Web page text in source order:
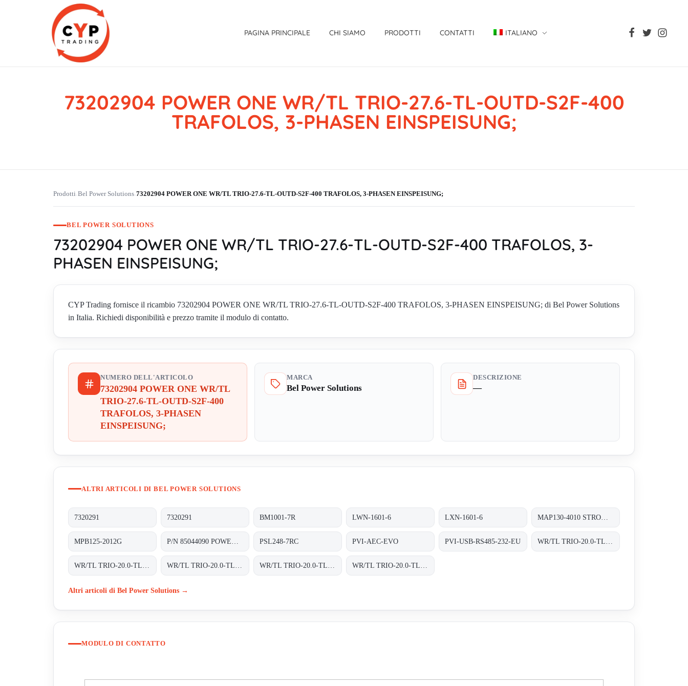
CYP Trading
PAGINA PRINCIPALE CHI SIAMO PRODOTTI CONTATTI ITALIANO
73202904 POWER ONE WR/TL TRIO-27.6-TL-OUTD-S2F-400
TRAFOLOS, 3-PHASEN EINSPEISUNG;
Prodotti›Bel Power Solutions›73202904 POWER ONE WR/TL TRIO-27.6-TL-OUTD-S2F-400 TRAFOLOS, 3-PHASEN EINSPEISUNG;
BEL POWER SOLUTIONS
73202904 POWER ONE WR/TL TRIO-27.6-TL-OUTD-S2F-400 TRAFOLOS, 3-
PHASEN EINSPEISUNG;
CYP Trading fornisce il ricambio 73202904 POWER ONE WR/TL TRIO-27.6-TL-OUTD-S2F-400 TRAFOLOS, 3-PHASEN EINSPEISUNG; di Bel Power Solutions
in Italia. Richiedi disponibilità e prezzo tramite il modulo di contatto.
NUMERO DELL'ARTICOLO
73202904 POWER ONE WR/TL
TRIO-27.6-TL-OUTD-S2F-400
TRAFOLOS, 3-PHASEN
EINSPEISUNG;
MARCA
Bel Power Solutions
DESCRIZIONE
—
ALTRI ARTICOLI DI BEL POWER SOLUTIONS
7320291 7320291 BM1001-7R LWN-1601-6 LXN-1601-6
MPB125-2012G PSL248-7RC PVI-AEC-EVO PVI-USB-RS485-232-EU
Altri articoli di Bel Power Solutions →
MODULO DI CONTATTO